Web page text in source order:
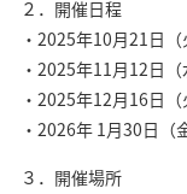
２．開催日程
・2025年10月21日
・2025年11月12日
・2025年12月16日
・2026年 1月30日
３．開催場所